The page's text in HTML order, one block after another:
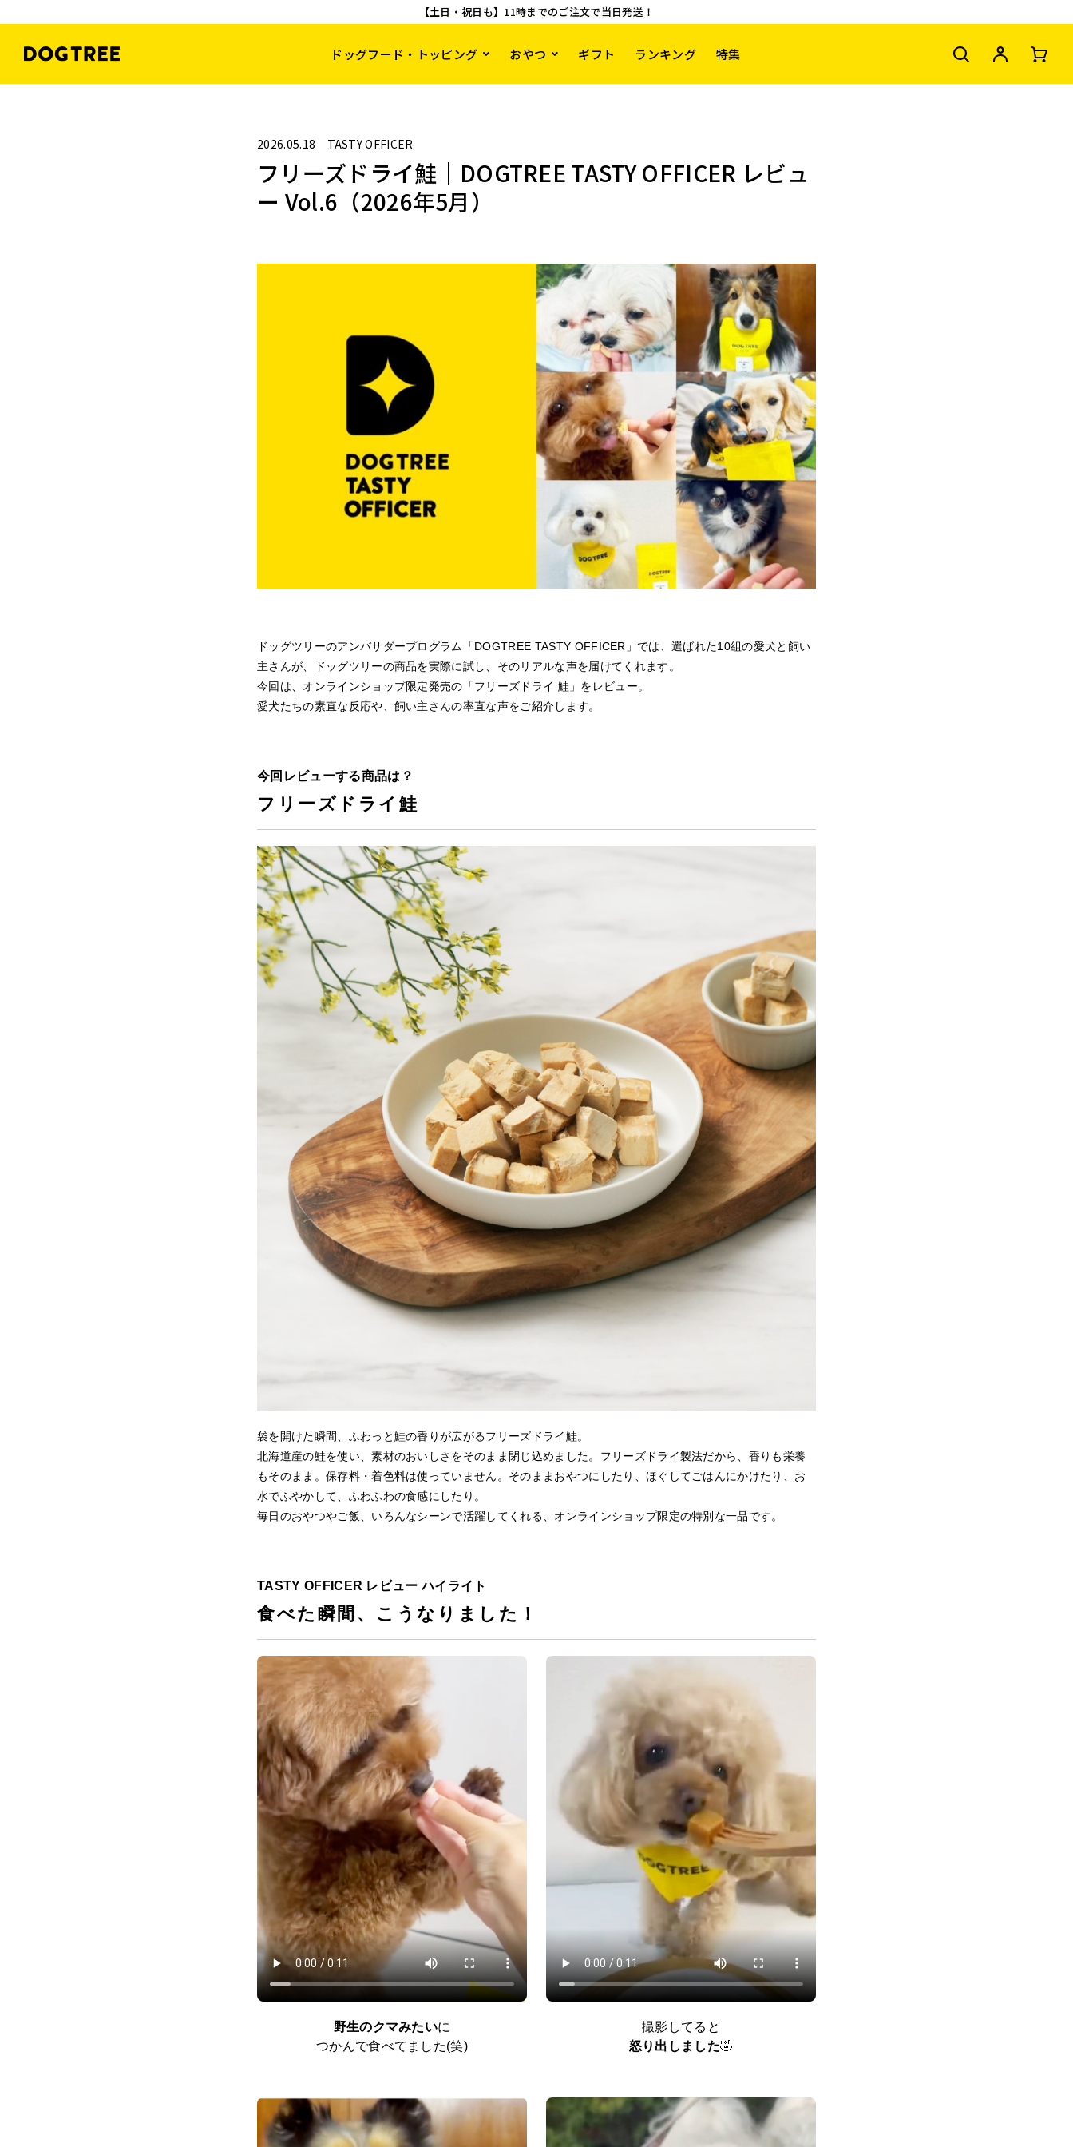
【土日・祝日も】11時までのご注文で当日発送！
ドッグフード・トッピング おやつ ギフト ランキング 特集
2026.05.18 TASTY OFFICER
フリーズドライ鮭｜DOGTREE TASTY OFFICER レビュ
ー Vol.6（2026年5月）
ドッグツリーのアンバサダープログラム「DOGTREE TASTY OFFICER」では、選ばれた10組の愛犬と飼い
主さんが、ドッグツリーの商品を実際に試し、そのリアルな声を届けてくれます。
今回は、オンラインショップ限定発売の「フリーズドライ 鮭」をレビュー。
愛犬たちの素直な反応や、飼い主さんの率直な声をご紹介します。
今回レビューする商品は？
フリーズドライ鮭
袋を開けた瞬間、ふわっと鮭の香りが広がるフリーズドライ鮭。
北海道産の鮭を使い、素材のおいしさをそのまま閉じ込めました。フリーズドライ製法だから、香りも栄養
もそのまま。保存料・着色料は使っていません。そのままおやつにしたり、ほぐしてごはんにかけたり、お
水でふやかして、ふわふわの食感にしたり。
毎日のおやつやご飯、いろんなシーンで活躍してくれる、オンラインショップ限定の特別な一品です。
TASTY OFFICER レビュー ハイライト
食べた瞬間、こうなりました！
野生のクマみたいに
つかんで食べてました(笑)
撮影してると
怒り出しました🤣